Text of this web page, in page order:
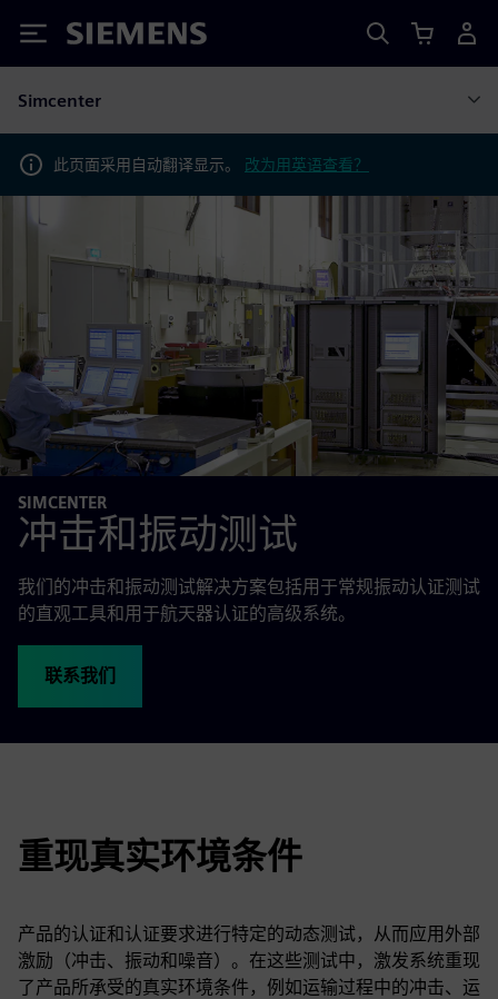
Siemens
Simcenter
此页面采用自动翻译显示。 改为用英语查看？
SIMCENTER
冲击和振动测试
我们的冲击和振动测试解决方案包括用于常规振动认证测试
的直观工具和用于航天器认证的高级系统。
联系我们
重现真实环境条件
产品的认证和认证要求进行特定的动态测试，从而应用外部
激励（冲击、振动和噪音）。在这些测试中，激发系统重现
了产品所承受的真实环境条件，例如运输过程中的冲击、运